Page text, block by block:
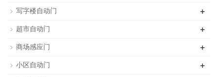
写字楼自动门 +
超市自动门 +
商场感应门 +
小区自动门 +